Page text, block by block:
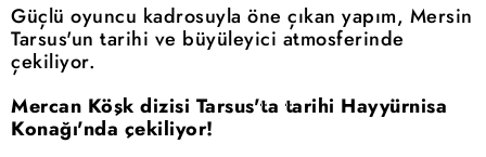
Güçlü oyuncu kadrosuyla öne çıkan yapım, Mersin
Tarsus'un tarihi ve büyüleyici atmosferinde
çekiliyor.
Mercan Köşk dizisi Tarsus'ta tarihi Hayyürnisa
Konağı'nda çekiliyor!